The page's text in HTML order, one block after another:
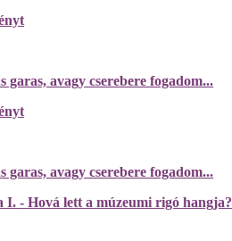
avagy cserebere fogadom...
avagy cserebere fogadom...
I. - Hová lett a múzeumi rigó hangja?